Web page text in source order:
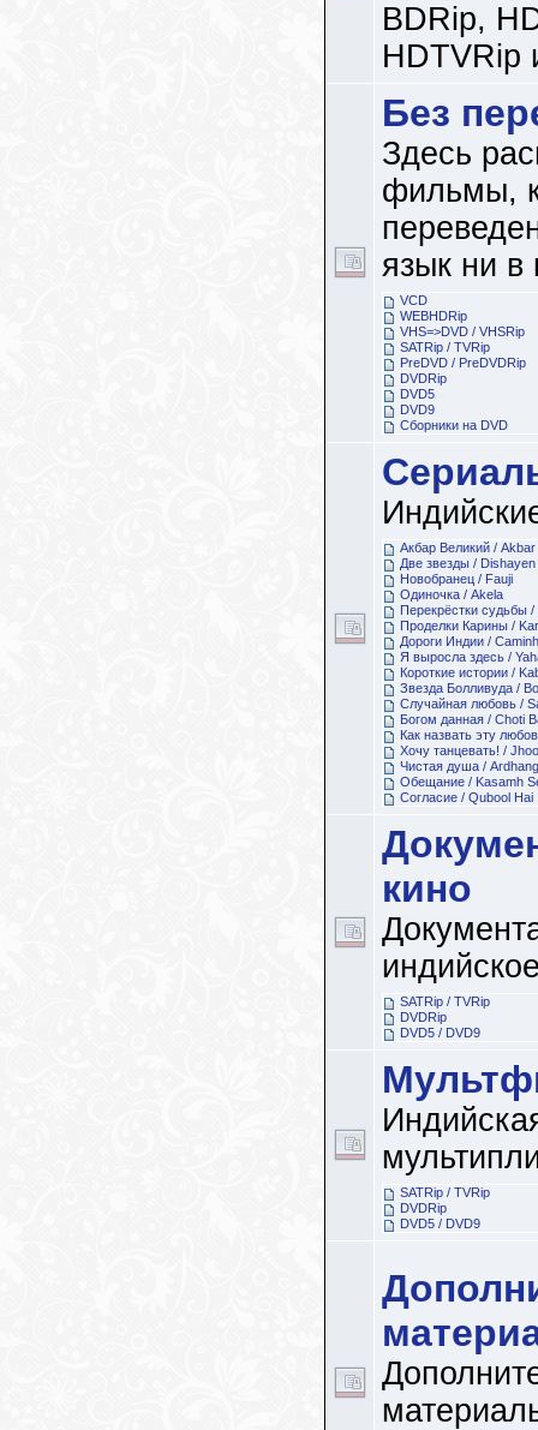
BDRip,
HDTVRip
Без
Здесь
фильмы,
язык ни в
VCD
WEBHDRip
VHS=>DVD / VHSRip
SATRip / TVRip
PreDVD / PreDVDRip
DVDRip
DVD5
DVD9
Сборники на DVD
Акбар Великий /
Две звезды / Dishayen
Новобранец / Fauji
Одиночка / Akela
Перекрёстки судьбы /
Проделки Карины /
Дороги Индии /
Я выросла здесь /
Короткие истории /
Звезда Болливуда /
Случайная любовь /
Богом данная / Choti
Как назвать эту
Хочу танцевать! /
Чистая душа /
Обещание / Kasamh
Согласие / Qubool Hai
кино
SATRip / TVRip
DVDRip
DVD5 / DVD9
SATRip / TVRip
DVDRip
DVD5 / DVD9